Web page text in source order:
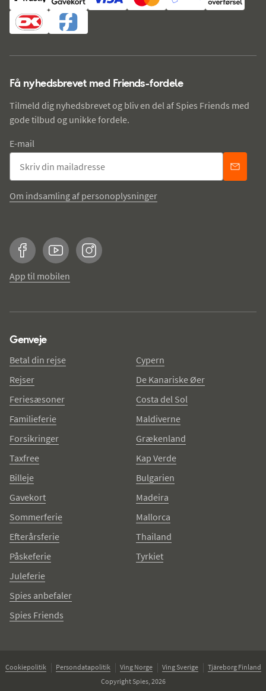
Få nyhedsbrevet med Friends-fordele
Tilmeld dig nyhedsbrevet og bliv en del af Spies Friends med
gode tilbud og unikke fordele.
E-mail
Om indsamling af personoplysninger
FacebookYouTubeInstagram
App til mobilen
Genveje
Betal din rejse
Rejser
Feriesæsoner
Familieferie
Forsikringer
Taxfree
Billeje
Gavekort
Sommerferie
Efterårsferie
Påskeferie
Juleferie
Spies anbefaler
Spies Friends
Cypern
De Kanariske Øer
Costa del Sol
Maldiverne
Grækenland
Kap Verde
Bulgarien
Madeira
Mallorca
Thailand
Tyrkiet
Cookiepolitik Persondatapolitik Ving Norge Ving Sverige
Tjäreborg Finland
Copyright Spies, 2026